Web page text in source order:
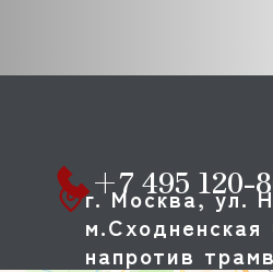
+7 495 120-
г. Москва, ул.
напротив